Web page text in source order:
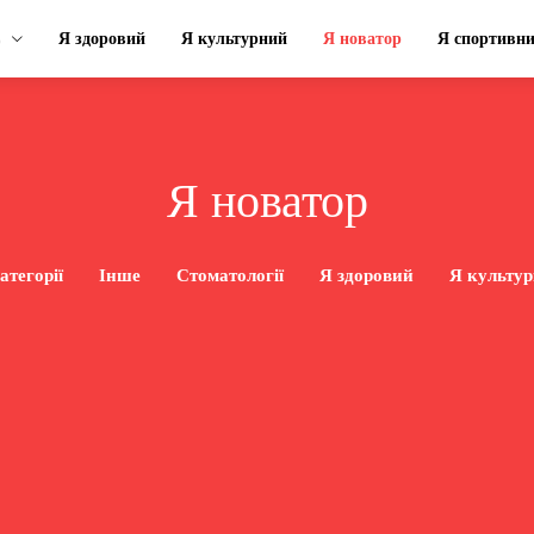
Я здоровий Я культурний Я новатор Я
Я новатор
Інше Стоматології Я здоровий Я